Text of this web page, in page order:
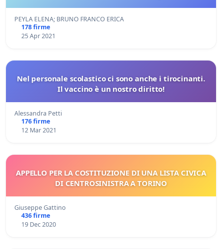
PEYLA ELENA; BRUNO FRANCO ERICA
178 firme
25 Apr 2021
Nel personale scolastico ci sono anche i tirocinanti.
Il vaccino è un nostro diritto!
Alessandra Petti
176 firme
12 Mar 2021
APPELLO PER LA COSTITUZIONE DI UNA LISTA CIVICA
DI CENTROSINISTRA A TORINO
Giuseppe Gattino
436 firme
19 Dec 2020